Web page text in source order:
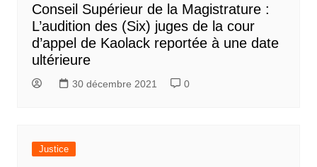
Conseil Supérieur de la Magistrature :
L’audition des (Six) juges de la cour
d’appel de Kaolack reportée à une date
ultérieure
30 décembre 2021 0
Justice